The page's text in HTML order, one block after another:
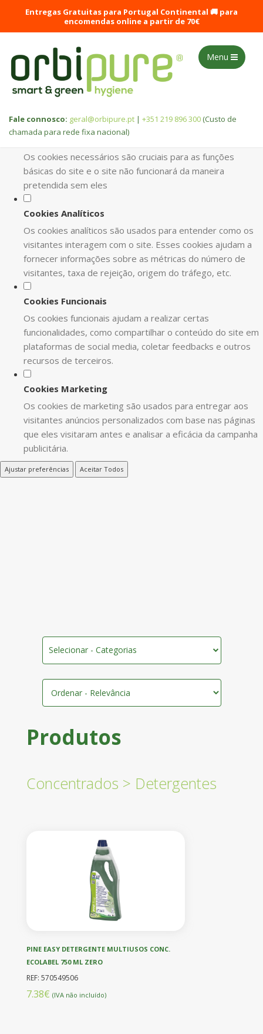
DEFINA AS SUAS PREFERÊNCIAS DE
COOKIES PARA ESTE WEBSITE.
Este website utiliza cookies estritamente necessários, analíticos
e funcionais, para lhe oferecer uma boa experiência de
navegação e acesso a todas as funcionalidades.
Cookies necessários (obrigatório)
Os cookies necessários são cruciais para as funções
básicas do site e o site não funcionará da maneira
pretendida sem eles
Cookies Analíticos
Os cookies analíticos são usados para entender como os
visitantes interagem com o site. Esses cookies ajudam a
fornecer informações sobre as métricas do número de
visitantes, taxa de rejeição, origem do tráfego, etc.
Cookies Funcionais
Os cookies funcionais ajudam a realizar certas
funcionalidades, como compartilhar o conteúdo do site em
plataformas de social media, coletar feedbacks e outros
recursos de terceiros.
Cookies Marketing
Os cookies de marketing são usados para entregar aos
visitantes anúncios personalizados com base nas páginas
que eles visitaram antes e analisar a eficácia da campanha
publicitária.
Ajustar preferências Aceitar Todos
Entregas Gratuitas para Portugal Continental 🚚 para
encomendas online a partir de 70€
Menu
Fale connosco: geral@orbipure.pt | +351 219 896 300 (Custo de
chamada para rede fixa nacional)
Selecionar - Categorias
Produtos
Concentrados > Detergentes
PINE EASY DETERGENTE MULTIUSOS CONC.
ECOLABEL 750 ML ZERO
REF: 570549506
7.38€ (IVA não incluído)